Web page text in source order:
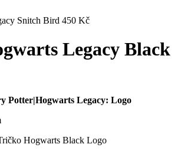
Snitch Bird 450 Kč
Legacy Black
Potter|Hogwarts Legacy: Logo
Hogwarts Black Logo